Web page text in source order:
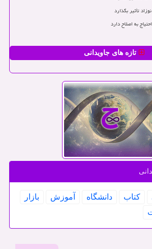
تأثیر بگذارد
به اصلاح دارد
تازه های جاویدانی
كتاب دانشگاه آموزش
بازار